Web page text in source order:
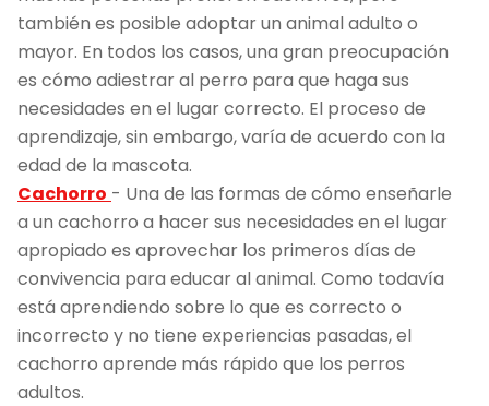
también es posible adoptar un animal adulto o
mayor. En todos los casos, una gran preocupación
es cómo adiestrar al perro para que haga sus
necesidades en el lugar correcto. El proceso de
aprendizaje, sin embargo, varía de acuerdo con la
edad de la mascota.
Cachorro - Una de las formas de cómo enseñarle
a un cachorro a hacer sus necesidades en el lugar
apropiado es aprovechar los primeros días de
convivencia para educar al animal. Como todavía
está aprendiendo sobre lo que es correcto o
incorrecto y no tiene experiencias pasadas, el
cachorro aprende más rápido que los perros
adultos.